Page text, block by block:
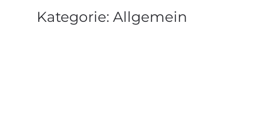
Kategorie: Allgemein